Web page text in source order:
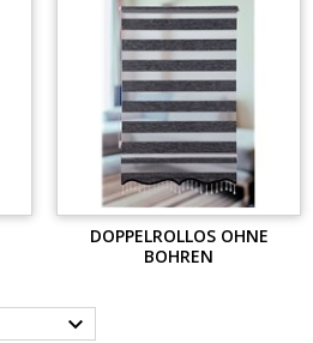
DOPPELROLLOS OHNE
BOHREN
